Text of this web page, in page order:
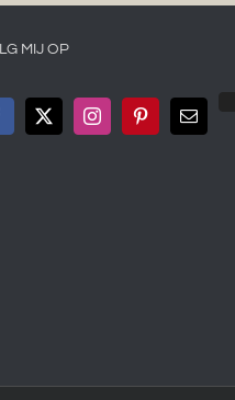
MIJ OP